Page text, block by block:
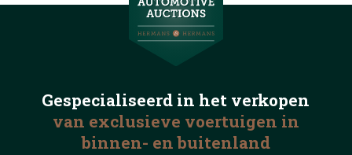
Gespecialiseerd in het verkopen
van exclusieve voertuigen in
binnen- en buitenland